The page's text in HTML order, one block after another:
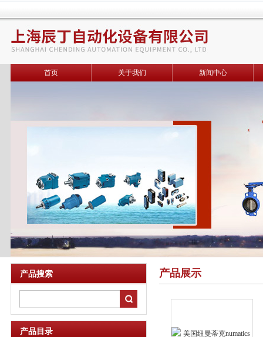
首页 关于我们 新闻中心
产品搜索
产品目录
产品展示